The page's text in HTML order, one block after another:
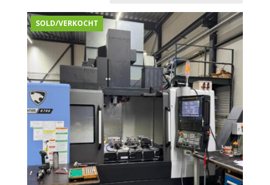
SOLD/VERKOCHT